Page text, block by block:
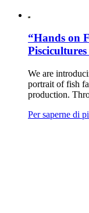
“Hands on
We are
portrait of fish
production.
Per saperne di